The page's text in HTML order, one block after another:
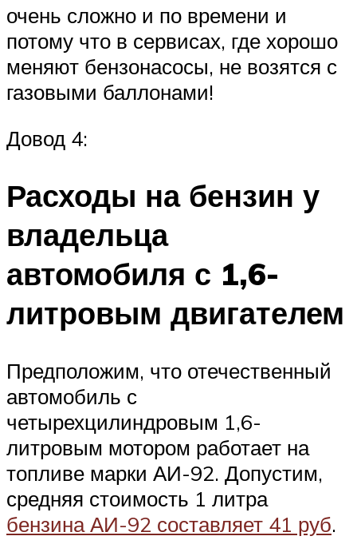
очень сложно и по времени и
потому что в сервисах, где хорошо
меняют бензонасосы, не возятся с
газовыми баллонами!
Довод 4:
Расходы на бензин у
владельца
автомобиля с 1,6-
литровым двигателем
Предположим, что отечественный
автомобиль с
четырехцилиндровым 1,6-
литровым мотором работает на
топливе марки АИ-92. Допустим,
средняя стоимость 1 литра
бензина АИ-92 составляет 41 руб.